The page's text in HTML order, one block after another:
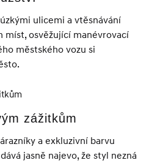
ulicemi a vtěsnávání
míst, osvěžující manévrovací
městského vozu si
zážitkům
a exkluzivní barvu
jasně najevo, že styl nezná